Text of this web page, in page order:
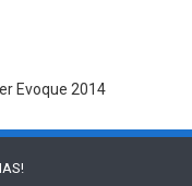
Evoque 2014